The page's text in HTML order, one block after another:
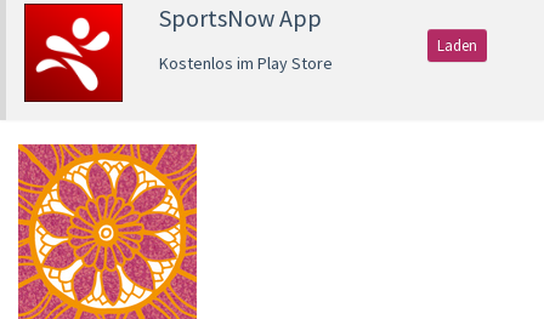
SportsNow App
Kostenlos im Play Store
Laden